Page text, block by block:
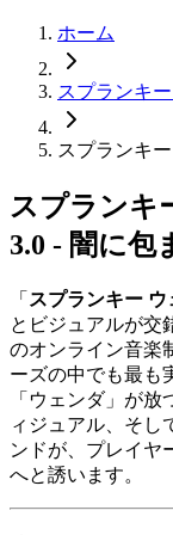
ホーム
スプランキ
スプランキ
スプランキ
3.0 - 闇に包
「 スプランキー
とビジュアルが交
のオンライン音楽
ーズの中でも最も
「ウェンダ」が
ィジュアル、そし
ンドが、プレイヤ
へと誘います。